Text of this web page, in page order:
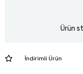
Ürün
İndirimli Ürün